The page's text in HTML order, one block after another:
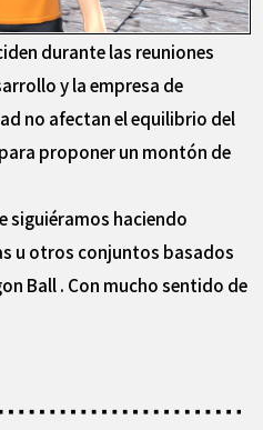
durante las reuniones
y la empresa de
no afectan el equilibrio del
proponer un montón de
siguiéramos haciendo
u otros conjuntos basados
Ball . Con mucho sentido de